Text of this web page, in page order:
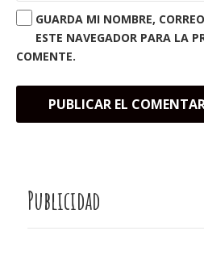
GUARDA MI NOMBRE,
ESTE NAVEGADOR PARA LA
COMENTE.
Publicidad